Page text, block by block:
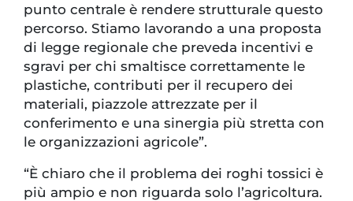
punto centrale è rendere strutturale questo
percorso. Stiamo lavorando a una proposta
di legge regionale che preveda incentivi e
sgravi per chi smaltisce correttamente le
plastiche, contributi per il recupero dei
materiali, piazzole attrezzate per il
conferimento e una sinergia più stretta con
le organizzazioni agricole”.
“È chiaro che il problema dei roghi tossici è
più ampio e non riguarda solo l’agricoltura.